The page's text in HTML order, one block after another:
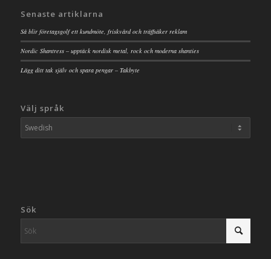
Senaste artiklarna
Så blir företagsgolf ett kundmöte, friskvård och träffsäker reklam
Nordic Shantress – upptäck nordisk metal, rock och moderna shanties
Lägg ditt tak själv och spara pengar – Takbyte
Välj språk
Sök